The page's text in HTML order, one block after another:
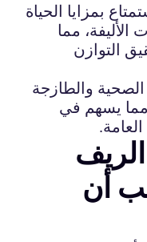
بمزايا الحياة
الأليفة، مما
التوازن
الصحية والطازجة
مما يسهم في
أن